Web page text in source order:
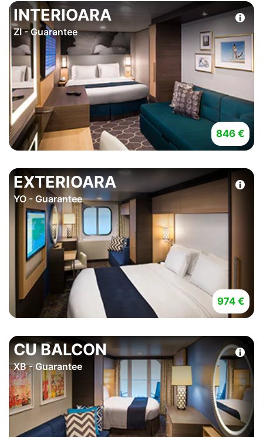
INTERIOARA
ZI - Guarantee
846 €
EXTERIOARA
YO - Guarantee
974 €
CU BALCON
XB - Guarantee